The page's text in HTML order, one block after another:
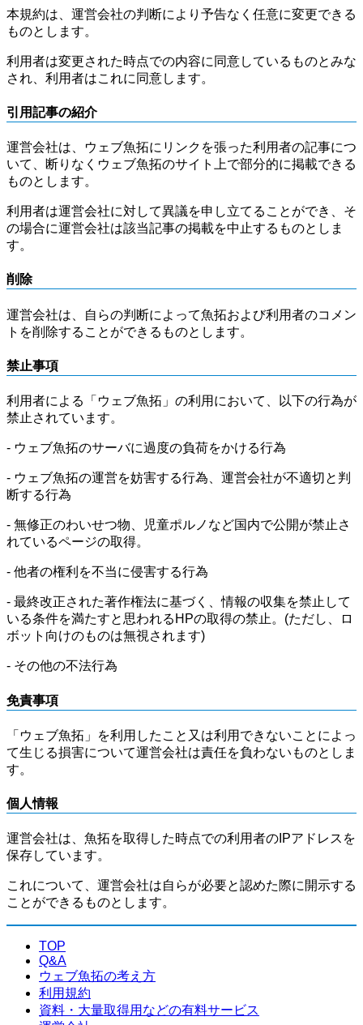
本規約は、運営会社の判断により予告なく任意に変更できる
ものとします。
利用者は変更された時点での内容に同意しているものとみな
され、利用者はこれに同意します。
引用記事の紹介
運営会社は、ウェブ魚拓にリンクを張った利用者の記事につ
いて、断りなくウェブ魚拓のサイト上で部分的に掲載できる
ものとします。
利用者は運営会社に対して異議を申し立てることができ、そ
の場合に運営会社は該当記事の掲載を中止するものとしま
す。
削除
運営会社は、自らの判断によって魚拓および利用者のコメン
トを削除することができるものとします。
禁止事項
利用者による「ウェブ魚拓」の利用において、以下の行為が
禁止されています。
- ウェブ魚拓のサーバに過度の負荷をかける行為
- ウェブ魚拓の運営を妨害する行為、運営会社が不適切と判
断する行為
- 無修正のわいせつ物、児童ポルノなど国内で公開が禁止さ
れているページの取得。
- 他者の権利を不当に侵害する行為
- 最終改正された著作権法に基づく、情報の収集を禁止して
いる条件を満たすと思われるHPの取得の禁止。(ただし、ロ
ボット向けのものは無視されます)
- その他の不法行為
免責事項
「ウェブ魚拓」を利用したこと又は利用できないことによっ
て生じる損害について運営会社は責任を負わないものとしま
す。
個人情報
運営会社は、魚拓を取得した時点での利用者のIPアドレスを
保存しています。
これについて、運営会社は自らが必要と認めた際に開示する
ことができるものとします。
TOP
Q&A
ウェブ魚拓の考え方
利用規約
資料・大量取得用などの有料サービス